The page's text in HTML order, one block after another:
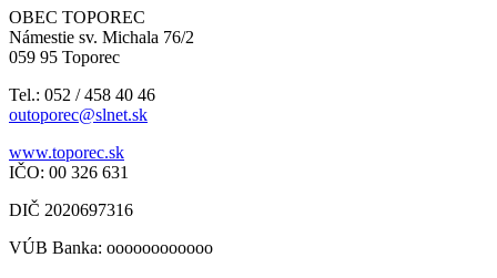
OBEC TOPOREC
Námestie sv. Michala 76/2
059 95 Toporec
Tel.: 052 / 458 40 46
outoporec@slnet.sk
www.toporec.sk
IČO: 00 326 631
DIČ 2020697316
VÚB Banka: oooooooooooo